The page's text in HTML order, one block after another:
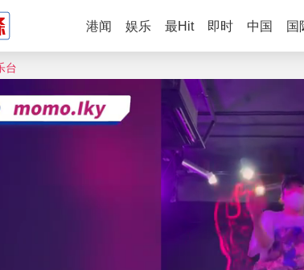
港闻 娱乐 最Hit 即时 中国 国
台